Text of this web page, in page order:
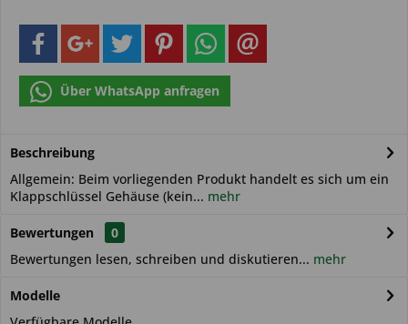
Über WhatsApp anfragen
Beschreibung
Allgemein: Beim vorliegenden Produkt handelt es sich um ein
Klappschlüssel Gehäuse (kein... mehr
Bewertungen
0
Bewertungen lesen, schreiben und diskutieren... mehr
Modelle